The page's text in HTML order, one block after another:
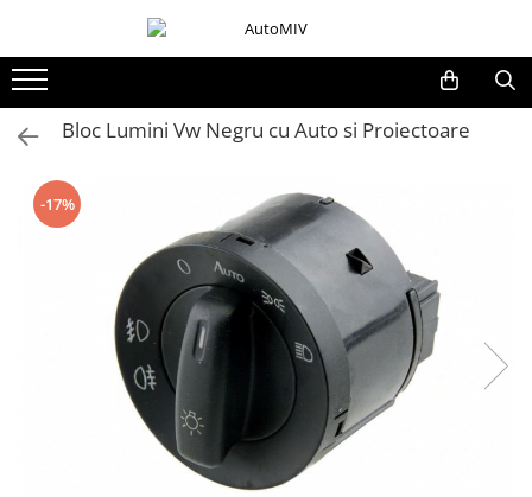
Oferta Saptamanii
Butoane Geam
Bloc Lumini
Butoane Reglare Oglinzi
Seturi Butoane
Butoane Blocare/Deblocare
Buton Clapeta Rezervor
Alte Butoane/Comutatoare
Bloc Lumini Vw Negru cu Auto si Proiectoare
-17%